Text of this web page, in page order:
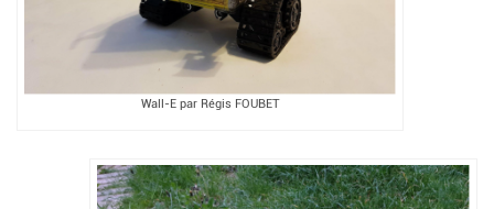
Wall-E par Régis FOUBET